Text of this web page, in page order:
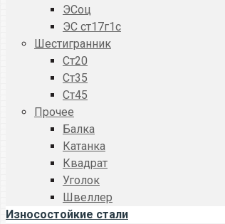
ЭСоц
ЭС ст17г1с
Шестигранник
Ст20
Ст35
Ст45
Прочее
Балка
Катанка
Квадрат
Уголок
Швеллер
Износостойкие стали